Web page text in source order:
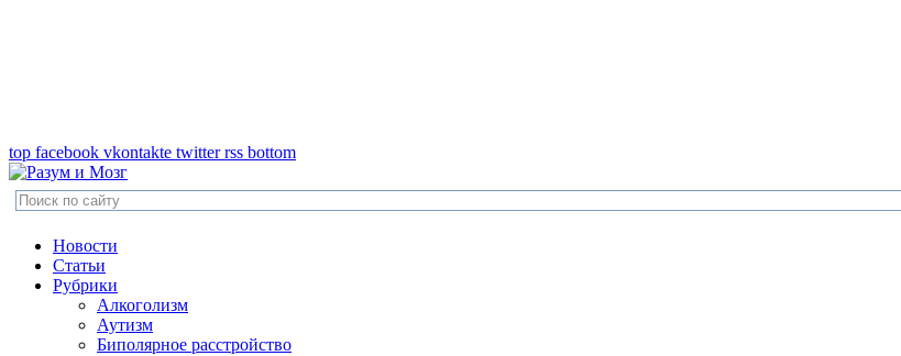
top facebook vkontakte twitter rss bottom
Новости
Статьи
Рубрики
Алкоголизм
Аутизм
Биполярное расстройство